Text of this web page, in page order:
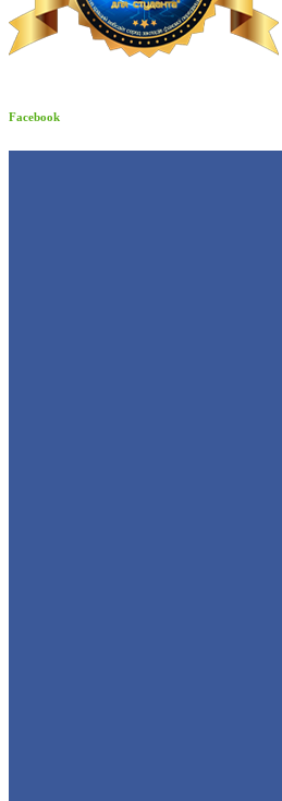
Facebook